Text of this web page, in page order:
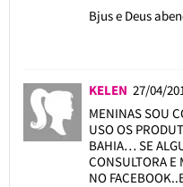
Bjus e Deus
KELEN 27/04/
MENINAS SOU
USO OS
BAHIA… SE
CONSULTORA E
NO